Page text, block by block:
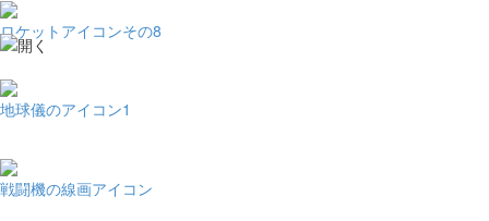
ロケットアイコンその8
地球儀のアイコン1
戦闘機の線画アイコン